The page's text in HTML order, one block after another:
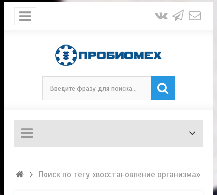
Поиск по тегу «восстановление организма»